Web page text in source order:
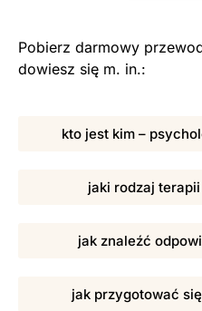
Pobierz darmowy
dowiesz się m. in.:
kto jest kim –
jaki rodzaj
jak znaleźć
jak przygotować